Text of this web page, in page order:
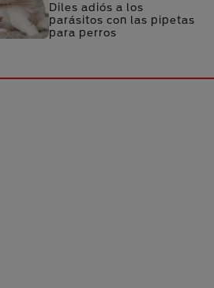
Diles adiós a los
parásitos con las pipetas
para perros